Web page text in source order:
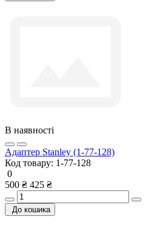
В наявності
Адаптер Stanley (1-77-128)
Код товару: 1-77-128
0
500 ₴ 425 ₴
До кошика